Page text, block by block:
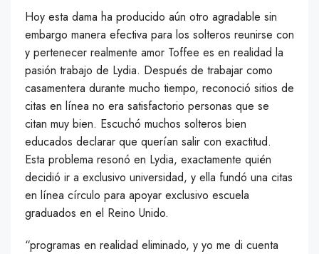
Hoy esta dama ha producido aún otro agradable sin
embargo manera efectiva para los solteros reunirse con
y pertenecer realmente amor Toffee es en realidad la
pasión trabajo de Lydia. Después de trabajar como
casamentera durante mucho tiempo, reconoció sitios de
citas en línea no era satisfactorio personas que se
citan muy bien. Escuchó muchos solteros bien
educados declarar que querían salir con exactitud.
Esta problema resonó en Lydia, exactamente quién
decidió ir a exclusivo universidad, y ella fundó una citas
en línea círculo para apoyar exclusivo escuela
graduados en el Reino Unido.
“programas en realidad eliminado, y yo me di cuenta